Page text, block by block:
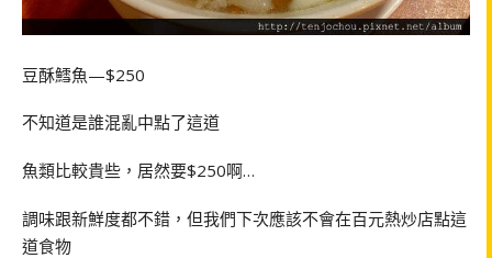
豆酥鱈魚—$250
不知道是誰混亂中點了這道
魚類比較貴些，居然要$250啊…
調味跟新鮮度都不錯，但我們下次應該不會在百元熱炒店點這
道食物